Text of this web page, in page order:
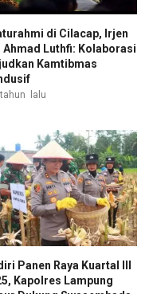
di Cilacap, Irjen
Ahmad Luthfi: Kolaborasi
Kamtibmas
lalu
Panen Raya Kuartal III
Kapolres Lampung